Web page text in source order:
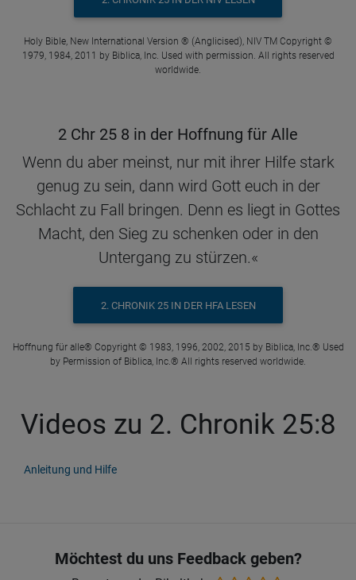
Holy Bible, New International Version ® (Anglicised), NIV TM Copyright ©
1979, 1984, 2011 by Biblica, Inc. Used with permission. All rights reserved
worldwide.
2 Chr 25 8 in der Hoffnung für Alle
Wenn du aber meinst, nur mit ihrer Hilfe stark
genug zu sein, dann wird Gott euch in der
Schlacht zu Fall bringen. Denn es liegt in Gottes
Macht, den Sieg zu schenken oder in den
Untergang zu stürzen.«
2. CHRONIK 25 IN DER HFA LESEN
Hoffnung für alle® Copyright © 1983, 1996, 2002, 2015 by Biblica, Inc.® Used
by Permission of Biblica, Inc.® All rights reserved worldwide.
Videos zu 2. Chronik 25:8
Anleitung und Hilfe
Möchtest du uns Feedback geben?